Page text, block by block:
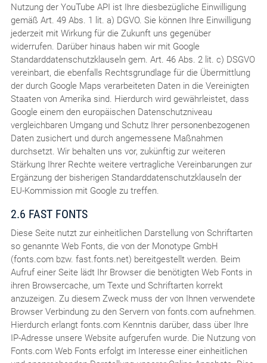
Nutzung der YouTube API ist Ihre diesbezügliche Einwilligung
gemäß Art. 49 Abs. 1 lit. a) DGVO. Sie können Ihre Einwilligung
jederzeit mit Wirkung für die Zukunft uns gegenüber
widerrufen. Darüber hinaus haben wir mit Google
Standarddatenschutzklauseln gem. Art. 46 Abs. 2 lit. c) DSGVO
vereinbart, die ebenfalls Rechtsgrundlage für die Übermittlung
der durch Google Maps verarbeiteten Daten in die Vereinigten
Staaten von Amerika sind. Hierdurch wird gewährleistet, dass
Google einem den europäischen Datenschutzniveau
vergleichbaren Umgang und Schutz Ihrer personenbezogenen
Daten zusichert und durch angemessene Maßnahmen
durchsetzt. Wir behalten uns vor, zukünftig zur weiteren
Stärkung Ihrer Rechte weitere vertragliche Vereinbarungen zur
Ergänzung der bisherigen Standarddatenschutzklauseln der
EU-Kommission mit Google zu treffen.
2.6 FAST FONTS
Diese Seite nutzt zur einheitlichen Darstellung von Schriftarten
so genannte Web Fonts, die von der Monotype GmbH
(fonts.com bzw. fast.fonts.net) bereitgestellt werden. Beim
Aufruf einer Seite lädt Ihr Browser die benötigten Web Fonts in
ihren Browsercache, um Texte und Schriftarten korrekt
anzuzeigen. Zu diesem Zweck muss der von Ihnen verwendete
Browser Verbindung zu den Servern von fonts.com aufnehmen.
Hierdurch erlangt fonts.com Kenntnis darüber, dass über Ihre
IP-Adresse unsere Website aufgerufen wurde. Die Nutzung von
Fonts.com Web Fonts erfolgt im Interesse einer einheitlichen